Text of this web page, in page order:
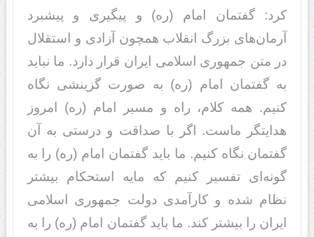
کرد: گفتمان امام (ره) و پیگیری و پیشبرد
آرمان‌های بزرگ انقلاب همچون آزادی و استقلال
در متن جمهوری اسلامی ایران قرار دارد. ما نباید
به گفتمان امام (ره) به صورت گزینشی نگاه
کنیم. همه کلام، راه و مسیر امام (ره) امروز
هدایتگر ماست. اگر با صداقت و درستی به آن
گفتمان نگاه کنیم. ما باید گفتمان امام (ره) را به
گونه‌ای تفسیر کنیم که مایه استحکام بیشتر
نظام شده و کارآمدی دولت جمهوری اسلامی
ایران را بیشتر کند. ما باید گفتمان امام (ره) را به